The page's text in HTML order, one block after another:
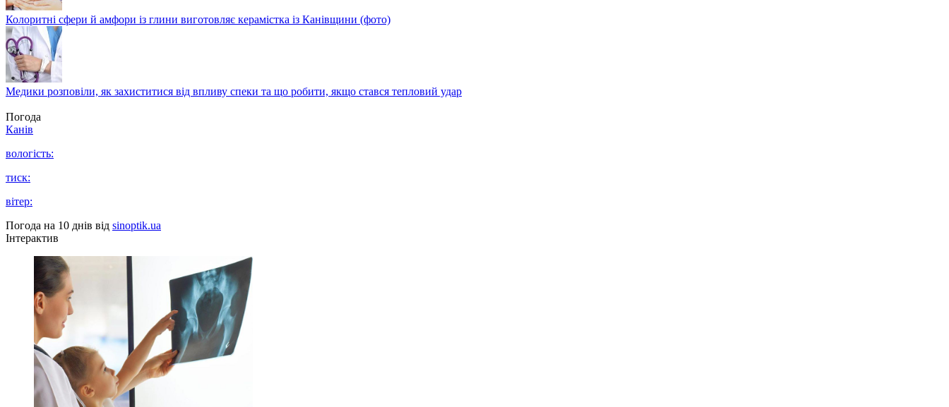
Колоритні сфери й амфори із глини виготовляє керамістка із Канівщини (фото)
Медики розповіли, як захиститися від впливу спеки та що робити, якщо стався тепловий удар
Погода
Канів
вологість:
тиск:
вітер:
Погода на 10 днів від sinoptik.ua
Інтерактив